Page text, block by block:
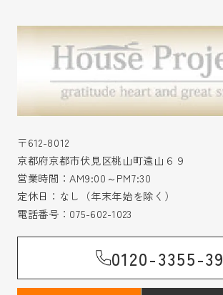
〒612-8012
京都府京都市伏見区桃山町遠山６９
営業時間：AM9:00～PM7:30
定休日：なし（年末年始を除く）
電話番号： 075-602-1023
0120-3355-39